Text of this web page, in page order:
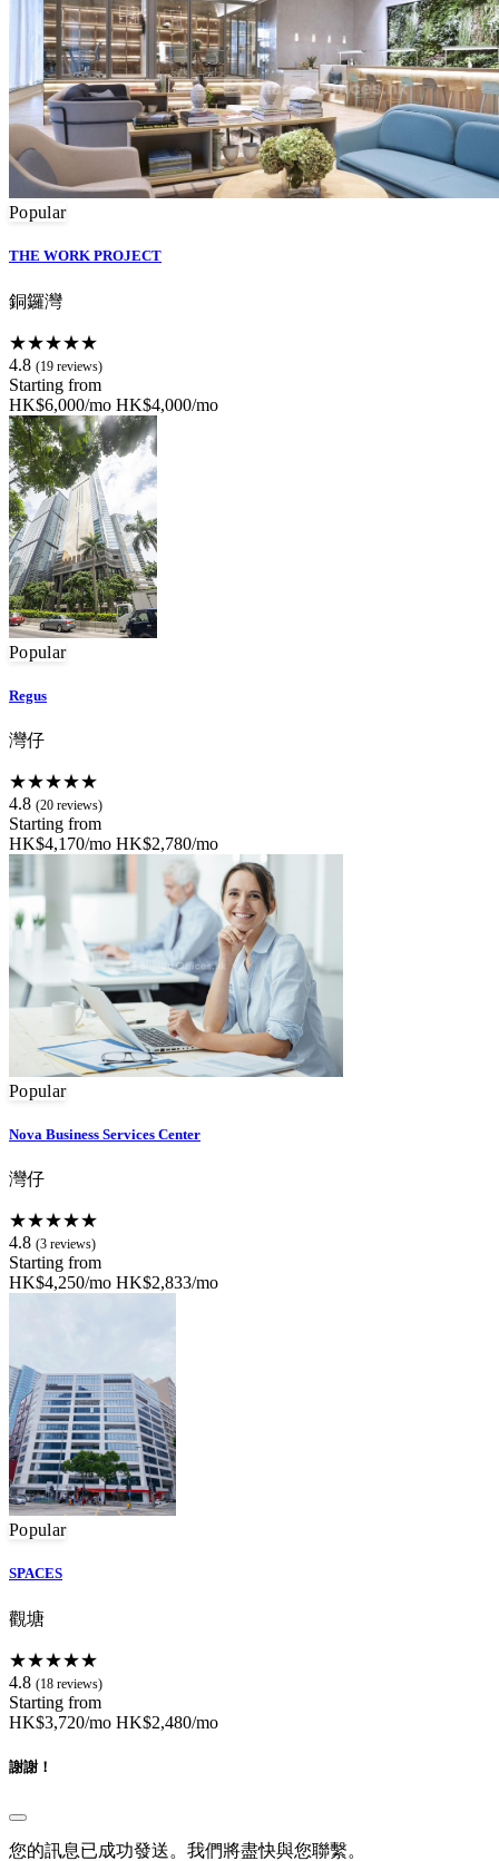
Popular
THE WORK PROJECT
銅鑼灣
★★★★★
4.8 (19 reviews)
Starting from
HK$6,000/mo HK$4,000/mo
Popular
Regus
灣仔
★★★★★
4.8 (20 reviews)
Starting from
HK$4,170/mo HK$2,780/mo
Popular
Nova Business Services Center
灣仔
★★★★★
4.8 (3 reviews)
Starting from
HK$4,250/mo HK$2,833/mo
Popular
SPACES
觀塘
★★★★★
4.8 (18 reviews)
Starting from
HK$3,720/mo HK$2,480/mo
謝謝！
您的訊息已成功發送。我們將盡快與您聯繫。